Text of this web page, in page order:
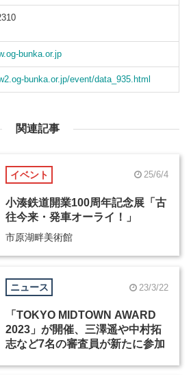
bunka.or.jp
bunka.or.jp/event/data_935.html
関連記事
イベント 25/6/4
小湊鉄道開業100周年記念展「古
往今来・発車オーライ！」
市原湖畔美術館
ニュース 23/3/22
「TOKYO MIDTOWN AWARD
2023」が開催、三澤遥や中村拓
志など7名の審査員が新たに参加